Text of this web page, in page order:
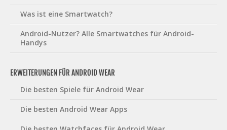
Was ist eine Smartwatch?
Android-Nutzer? Alle Smartwatches für Android-
Handys
ERWEITERUNGEN FÜR ANDROID WEAR
Die besten Spiele für Android Wear
Die besten Android Wear Apps